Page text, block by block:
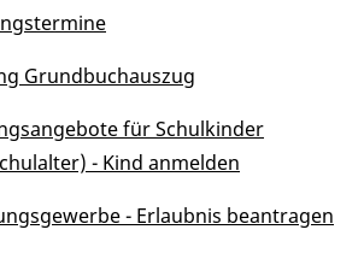
Grundbuchauszug
für Schulkinder
- Kind anmelden
- Erlaubnis beantragen